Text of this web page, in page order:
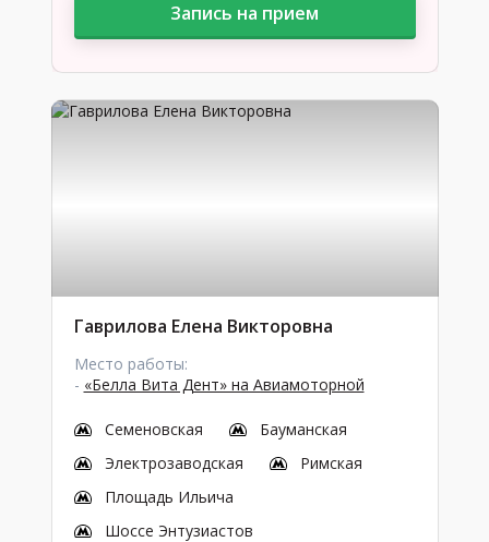
Запись на прием
Гаврилова Елена Викторовна
Место работы:
- «Белла Вита Дент» на Авиамоторной
Семеновская
Бауманская
Электрозаводская
Римская
Площадь Ильича
Шоссе Энтузиастов